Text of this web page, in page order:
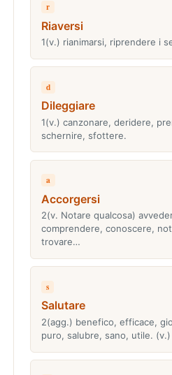
r
Riaversi
1(v.) rianimarsi, riprendere i
d
Dileggiare
1(v.) canzonare, deridere,
schernire, sfottere.
a
Accorgersi
2(v. Notare qualcosa)
comprendere, conoscere,
trovare…
s
Salutare
2(agg.) benefico, efficace,
puro, salubre, sano, utile.